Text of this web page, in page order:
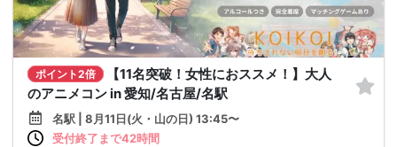
ポイント2倍
【11名突破！女性におススメ！】大人
のアニメコン in 愛知/名古屋/名駅
名駅 | 8月11日(火・山の日) 13:45〜
受付終了まで42時間